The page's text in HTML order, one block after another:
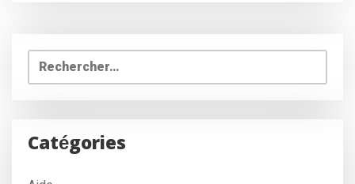
Rechercher :
Catégories